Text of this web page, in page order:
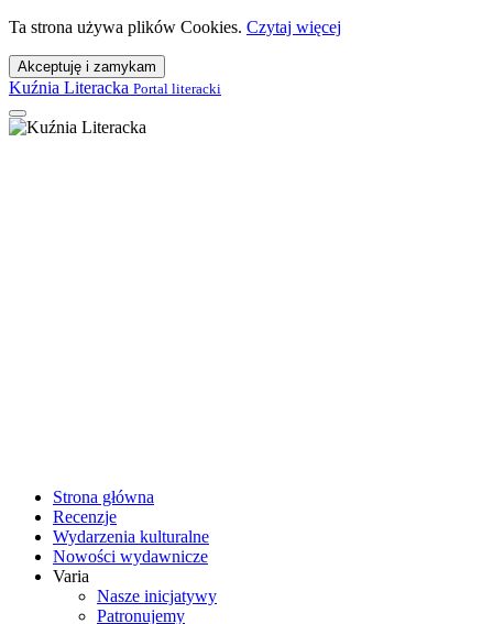
Ta strona używa plików Cookies. Czytaj więcej
Akceptuję i zamykam
Kuźnia Literacka Portal literacki
Strona główna
Recenzje
Wydarzenia kulturalne
Nowości wydawnicze
Varia
Nasze inicjatywy
Patronujemy